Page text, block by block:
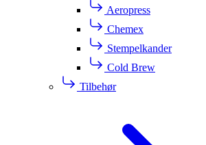
Aeropress
Chemex
Stempelkander
Cold Brew
Tilbehør